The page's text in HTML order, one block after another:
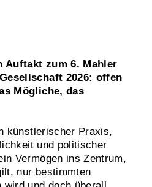
Auftakt zum 6. Mahler
2026: offen
Mögliche, das
künstlerischer Praxis,
und politischer
Vermögen ins Zentrum,
nur bestimmten